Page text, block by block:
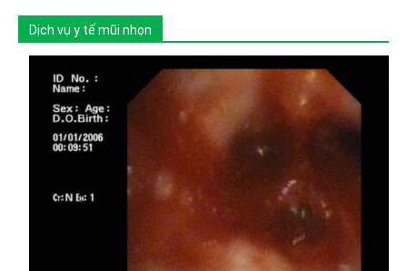
Dịch vụ y tế mũi nhọn